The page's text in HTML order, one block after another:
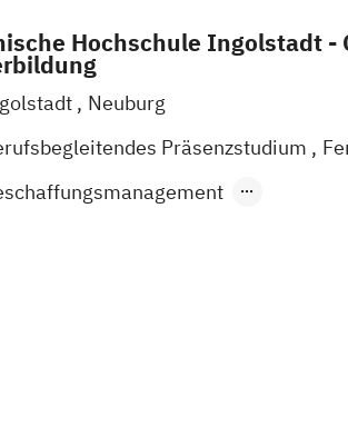
Hochschule Ingolstadt -
Neuburg
Präsenzstudium